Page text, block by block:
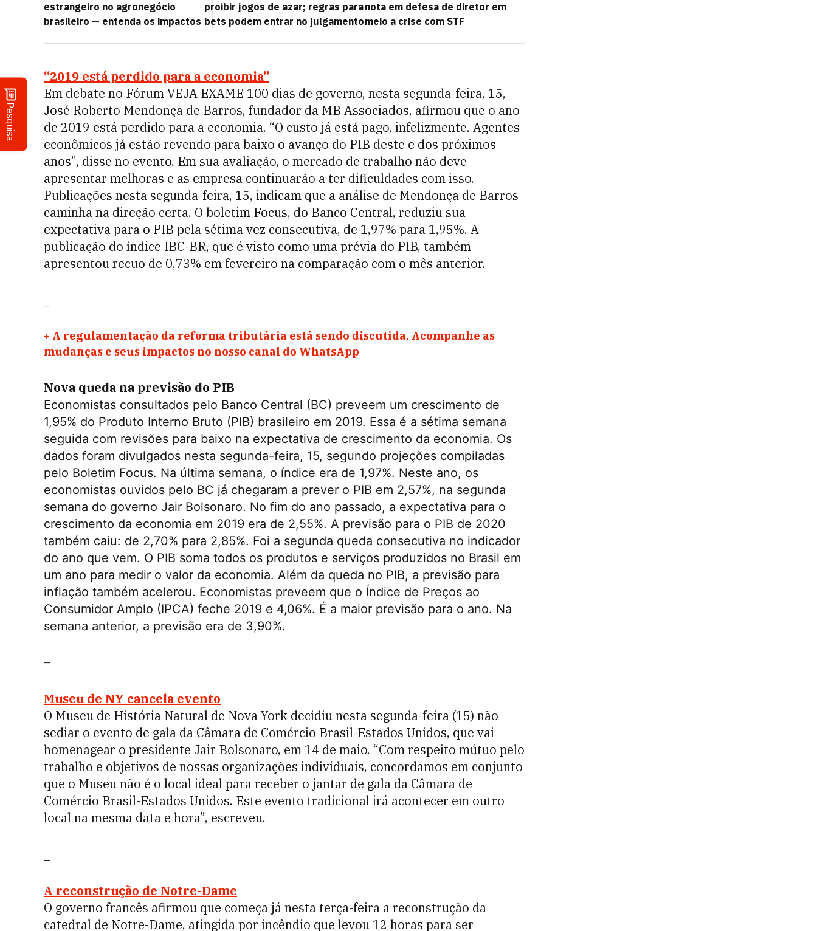
Pesquisa
estrangeiro no agronegócio
brasileiro — entenda os impactos
proibir jogos de azar; regras para
bets podem entrar no julgamento
nota em defesa de diretor em
meio a crise com STF
“2019 está perdido para a economia”
Em debate no Fórum VEJA EXAME 100 dias de governo, nesta segunda-feira, 15,
José Roberto Mendonça de Barros, fundador da MB Associados, afirmou que o ano
de 2019 está perdido para a economia. “O custo já está pago, infelizmente. Agentes
econômicos já estão revendo para baixo o avanço do PIB deste e dos próximos
anos”, disse no evento. Em sua avaliação, o mercado de trabalho não deve
apresentar melhoras e as empresa continuarão a ter dificuldades com isso.
Publicações nesta segunda-feira, 15, indicam que a análise de Mendonça de Barros
caminha na direção certa. O boletim Focus, do Banco Central, reduziu sua
expectativa para o PIB pela sétima vez consecutiva, de 1,97% para 1,95%. A
publicação do índice IBC-BR, que é visto como uma prévia do PIB, também
apresentou recuo de 0,73% em fevereiro na comparação com o mês anterior.
+ A regulamentação da reforma tributária está sendo discutida. Acompanhe as
mudanças e seus impactos no nosso canal do WhatsApp
Nova queda na previsão do PIB
Economistas consultados pelo Banco Central (BC) preveem um crescimento de
1,95% do Produto Interno Bruto (PIB) brasileiro em 2019. Essa é a sétima semana
seguida com revisões para baixo na expectativa de crescimento da economia. Os
dados foram divulgados nesta segunda-feira, 15, segundo projeções compiladas
pelo Boletim Focus. Na última semana, o índice era de 1,97%. Neste ano, os
economistas ouvidos pelo BC já chegaram a prever o PIB em 2,57%, na segunda
semana do governo Jair Bolsonaro. No fim do ano passado, a expectativa para o
crescimento da economia em 2019 era de 2,55%. A previsão para o PIB de 2020
também caiu: de 2,70% para 2,85%. Foi a segunda queda consecutiva no indicador
do ano que vem. O PIB soma todos os produtos e serviços produzidos no Brasil em
um ano para medir o valor da economia. Além da queda no PIB, a previsão para
inflação também acelerou. Economistas preveem que o Índice de Preços ao
Consumidor Amplo (IPCA) feche 2019 e 4,06%. É a maior previsão para o ano. Na
semana anterior, a previsão era de 3,90%.
–
Museu de NY cancela evento
O Museu de História Natural de Nova York decidiu nesta segunda-feira (15) não
sediar o evento de gala da Câmara de Comércio Brasil-Estados Unidos, que vai
homenagear o presidente Jair Bolsonaro, em 14 de maio. “Com respeito mútuo pelo
trabalho e objetivos de nossas organizações individuais, concordamos em conjunto
que o Museu não é o local ideal para receber o jantar de gala da Câmara de
Comércio Brasil-Estados Unidos. Este evento tradicional irá acontecer em outro
local na mesma data e hora”, escreveu.
A reconstrução de Notre-Dame
O governo francês afirmou que começa já nesta terça-feira a reconstrução da
catedral de Notre-Dame, atingida por incêndio que levou 12 horas para ser